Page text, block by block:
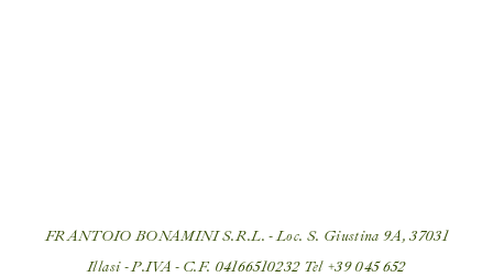
FRANTOIO BONAMINI S.R.L. - Loc. S. Giustina 9A, 37031
Illasi - P.IVA - C.F. 04166510232 Tel+39 045 652